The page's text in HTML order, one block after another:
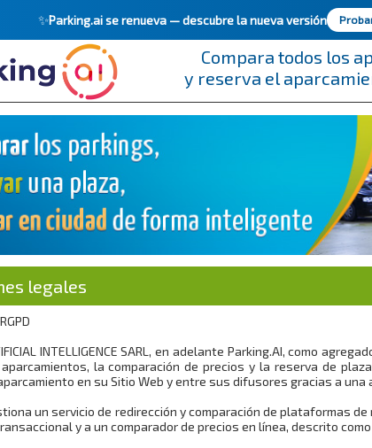
✨Parking.ai se renueva —descubre la nueva versión
Compara todos los
y reserva el
legales
INTELLIGENCE SARL, en adelante Parking.AI, como
la comparación de precios y la reserva de
en su Sitio Web y entre sus difusores gracias a
un servicio de redirección y comparación de plataformas
y a un comparador de precios en línea, descrito